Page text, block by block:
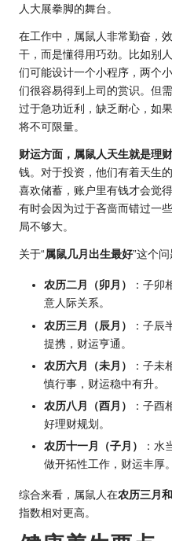
人大展拳脚的舞台。
在工作中，属鼠人非常勤奋，
干，而是懂得用巧劲。比如别
们可能设计一个小程序，两个
们很容易得到上司的赏识。但
过于急功近利，缺乏耐心，如
将不可限量。
财运方面，属鼠人天生就是理财
钱。对于投资，他们有着天生
喜欢储蓄，账户里有钱才会觉
有时会因为过于吝啬而错过一
局不够大。
关于“属鼠几月出生最好”这个
农历二月（卯月）
：子卯
意人际关系。
农历三月（辰月）
：子辰
提携，财运亨通。
农历六月（未月）
：子未
慎行事，财运稳中有升。
农历八月（酉月）
：子酉
好理财规划。
农历十一月（子月）
：水
做开拓性工作，财运丰厚。
综合来看，属鼠人在农历三月
指数相对更高。